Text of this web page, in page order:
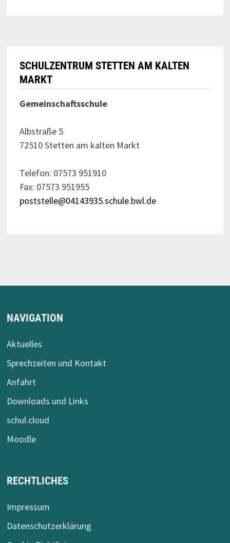
SCHULZENTRUM STETTEN AM KALTEN
MARKT
Gemeinschaftsschule
Albstraße 5
72510 Stetten am kalten Markt
Telefon: 07573 951910
Fax: 07573 951955
poststelle@04143935.schule.bwl.de
NAVIGATION
Aktuelles
Sprechzeiten und Kontakt
Anfahrt
Downloads und Links
schul.cloud
Moodle
RECHTLICHES
Impressum
Datenschutzerklärung